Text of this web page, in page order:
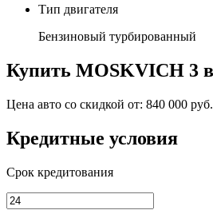
Тип двигателя
Бензиновый турбированный
Купить MOSKVICH 3
Цена авто со скидкой от: 840 000 руб.
Кредитные условия
Срок кредитования